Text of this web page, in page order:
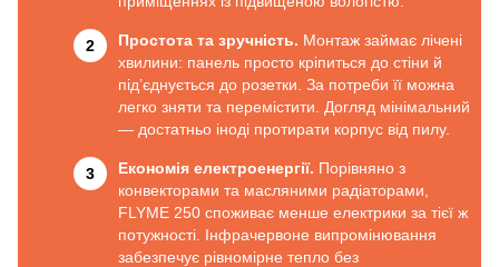
Простота та зручність. Монтаж займає лічені
хвилини: панель просто кріпиться до стіни й
під’єднується до розетки. За потреби її можна
легко зняти та перемістити. Догляд мінімальний
— достатньо іноді протирати корпус від пилу.
Економія електроенергії. Порівняно з
конвекторами та масляними радіаторами,
FLYME 250 споживає менше електрики за тієї ж
потужності. Інфрачервоне випромінювання
забезпечує рівномірне тепло без